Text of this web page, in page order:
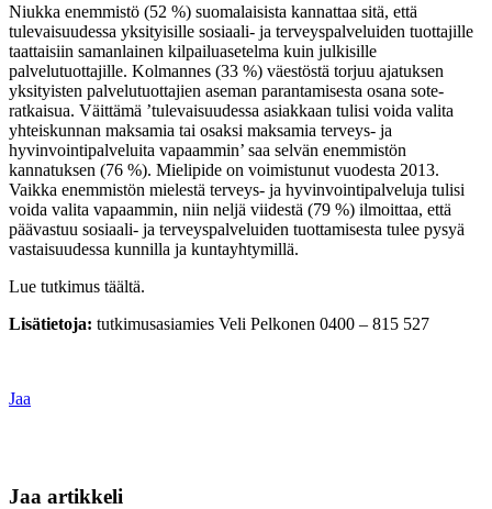
Niukka enemmistö (52 %) suomalaisista kannattaa sitä, että
tulevaisuudessa yksityisille sosiaali- ja terveyspalveluiden tuottajille
taattaisiin samanlainen kilpailuasetelma kuin julkisille
palvelutuottajille. Kolmannes (33 %) väestöstä torjuu ajatuksen
yksityisten palvelutuottajien aseman parantamisesta osana sote-
ratkaisua. Väittämä ’tulevaisuudessa asiakkaan tulisi voida valita
yhteiskunnan maksamia tai osaksi maksamia terveys- ja
hyvinvointipalveluita vapaammin’ saa selvän enemmistön
kannatuksen (76 %). Mielipide on voimistunut vuodesta 2013.
Vaikka enemmistön mielestä terveys- ja hyvinvointipalveluja tulisi
voida valita vapaammin, niin neljä viidestä (79 %) ilmoittaa, että
päävastuu sosiaali- ja terveyspalveluiden tuottamisesta tulee pysyä
vastaisuudessa kunnilla ja kuntayhtymillä.
Lue tutkimus täältä.
Lisätietoja: tutkimusasiamies Veli Pelkonen 0400 – 815 527
Jaa
Jaa artikkeli